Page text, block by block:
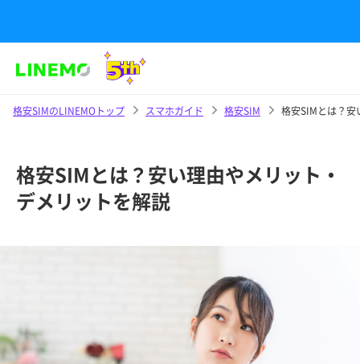
格安SIMのLINEMOトップ スマホガイド 格安SIM 格安SIMとは？安
格安SIMとは？安い理由やメリット・
デメリットを解説